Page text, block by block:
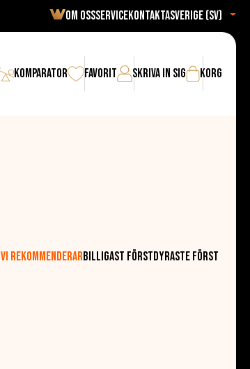
Om ossServiceKontaktaSverige (sv)
Komparator Favorit Skriva in sig Korg
Vi rekommenderarBilligast förstDyraste först